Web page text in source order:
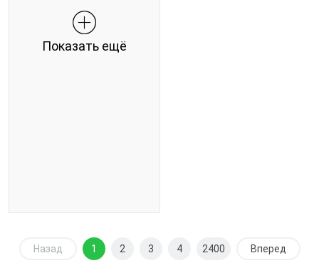
Показать ещё
Назад 1 2 3 4 2400 Вперед